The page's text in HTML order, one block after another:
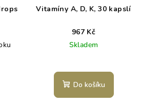
Vitamíny A, D, K, 30 kapslí
967 Kč
Skladem
Do košíku